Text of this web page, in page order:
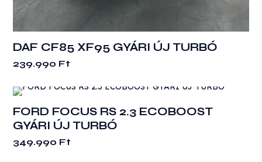
DAF CF85 XF95 GYÁRI ÚJ TURBÓ
239.990 Ft
FORD FOCUS RS 2.3 ECOBOOST
GYÁRI ÚJ TURBÓ
349.990 Ft